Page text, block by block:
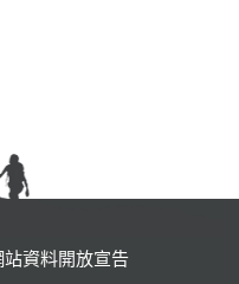
站資料開放宣告